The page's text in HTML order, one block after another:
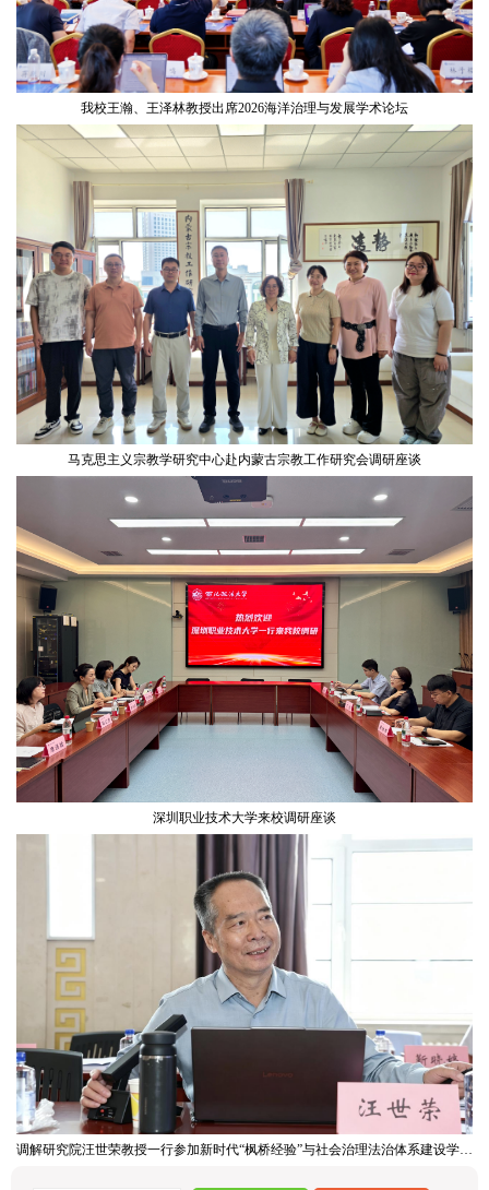
我校王瀚、王泽林教授出席2026海洋治理与发展学术论坛
马克思主义宗教学研究中心赴内蒙古宗教工作研究会调研座谈
深圳职业技术大学来校调研座谈